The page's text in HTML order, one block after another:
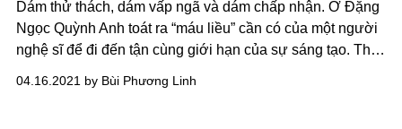
Dám thử thách, dám vấp ngã và dám chấp nhận. Ở Đặng
Ngọc Quỳnh Anh toát ra “máu liều” cần có của một người
nghệ sĩ để đi đến tận cùng giới hạn của sự sáng tạo. Thế
khẳng định dấu ấn nghệ thuật cá nhân, “cái giá” của
04.16.2021 by Bùi Phương Linh